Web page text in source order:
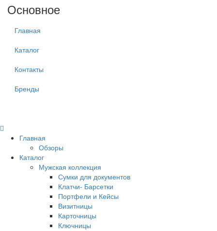
Основное
Главная
Каталог
Контакты
Бренды
Главная
Обзоры
Каталог
Мужская коллекция
Сумки для документов
Клатчи- Барсетки
Портфели и Кейсы
Визитницы
Карточницы
Ключницы